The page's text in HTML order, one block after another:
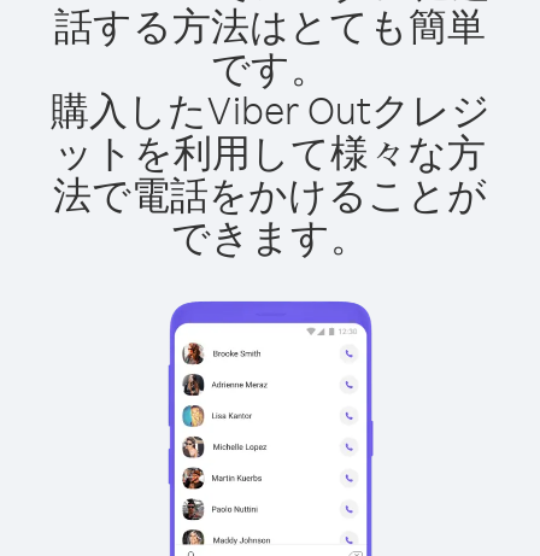
話する方法はとても簡単
です。
購入したViber Outクレジ
ットを利用して様々な方
法で電話をかけることが
できます。